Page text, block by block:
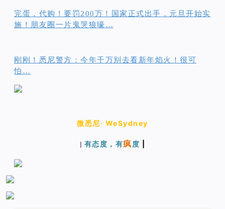
完蛋，代购！要罚200万！国家正式出手，元旦开始实
施！朋友圈一片鬼哭狼嚎…
刚刚！悉尼警方：今年千万别去看新年焰火！很可
怕…
微悉尼· WeSydney
有态度，有疯度